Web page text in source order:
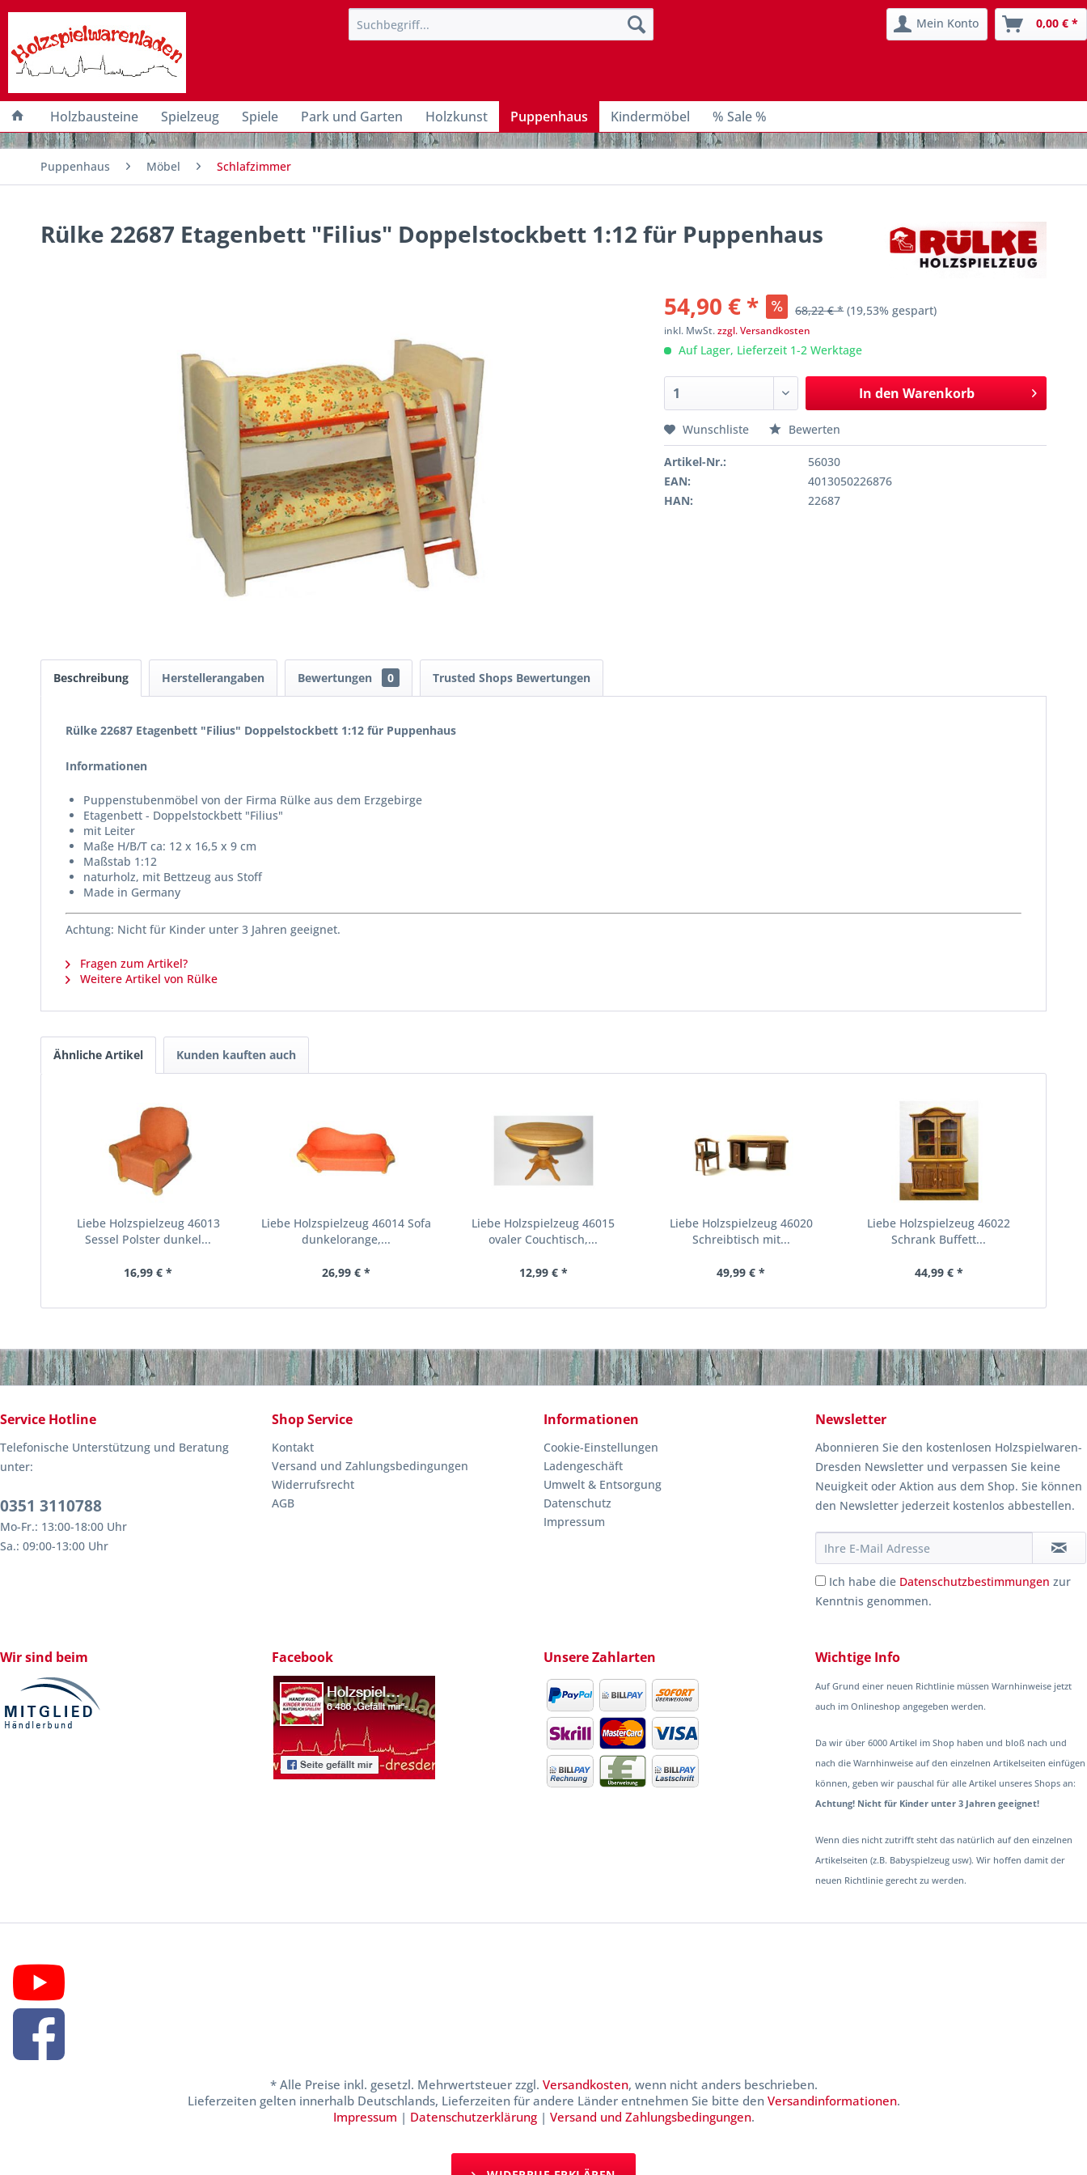
Mein Konto 0,00 € *
Holzbausteine Spielzeug Spiele Park und Garten Holzkunst Puppenhaus Kindermöbel % Sale %
Puppenhaus Möbel Schlafzimmer
Rülke 22687 Etagenbett "Filius" Doppelstockbett 1:12 für Puppenhaus
54,90 € * 68,22 € * (19,53% gespart)
inkl. MwSt.zzgl. Versandkosten
Auf Lager, Lieferzeit 1-2 Werktage
In den Warenkorb
Wunschliste Bewerten
Artikel-Nr.:
56030
EAN:
4013050226876
HAN:
22687
Beschreibung Herstellerangaben Bewertungen 0 Trusted Shops Bewertungen
Rülke 22687 Etagenbett "Filius" Doppelstockbett 1:12 für Puppenhaus
Informationen
Puppenstubenmöbel von der Firma Rülke aus dem Erzgebirge
Etagenbett - Doppelstockbett "Filius"
mit Leiter
Maße H/B/T ca: 12 x 16,5 x 9 cm
Maßstab 1:12
naturholz, mit Bettzeug aus Stoff
Made in Germany
Achtung: Nicht für Kinder unter 3 Jahren geeignet.
Fragen zum Artikel?
Weitere Artikel von Rülke
Ähnliche Artikel Kunden kauften auch
Liebe Holzspielzeug 46013
Sessel Polster dunkel...
16,99 € *
Liebe Holzspielzeug 46014 Sofa
dunkelorange,...
26,99 € *
Liebe Holzspielzeug 46015
ovaler Couchtisch,...
12,99 € *
Liebe Holzspielzeug 46020
Schreibtisch mit...
49,99 € *
Liebe Holzspielzeug 46022
Schrank Buffett...
44,99 € *
Service Hotline
Telefonische Unterstützung und Beratung
unter:
0351 3110788
Mo-Fr.: 13:00-18:00 Uhr
Sa.: 09:00-13:00 Uhr
Shop Service
Kontakt
Versand und Zahlungsbedingungen
Widerrufsrecht
AGB
Informationen
Cookie-Einstellungen
Ladengeschäft
Umwelt & Entsorgung
Datenschutz
Impressum
Newsletter
Abonnieren Sie den kostenlosen Holzspielwaren-
Dresden Newsletter und verpassen Sie keine
Neuigkeit oder Aktion aus dem Shop. Sie können
den Newsletter jederzeit kostenlos abbestellen.
Ich habe die Datenschutzbestimmungen zur
Kenntnis genommen.
Wir sind beim Facebook Unsere Zahlarten Wichtige Info
Auf Grund einer neuen Richtlinie müssen Warnhinweise jetzt
auch im Onlineshop angegeben werden.
Da wir über 6000 Artikel im Shop haben und bloß nach und
nach die Warnhinweise auf den einzelnen Artikelseiten einfügen
können, geben wir pauschal für alle Artikel unseres Shops an:
Achtung! Nicht für Kinder unter 3 Jahren geeignet!
Wenn dies nicht zutrifft steht das natürlich auf den einzelnen
Artikelseiten (z.B. Babyspielzeug usw). Wir hoffen damit der
neuen Richtlinie gerecht zu werden.
* Alle Preise inkl. gesetzl. Mehrwertsteuer zzgl. Versandkosten, wenn nicht anders beschrieben.
Lieferzeiten gelten innerhalb Deutschlands, Lieferzeiten für andere Länder entnehmen Sie bitte den Versandinformationen.
Impressum | Datenschutzerklärung| Versand und Zahlungsbedingungen.